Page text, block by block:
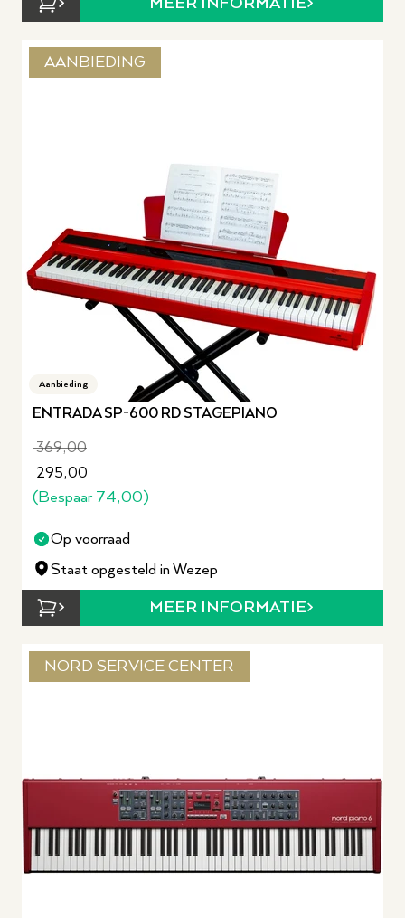
MEER INFORMATIE
AANBIEDING
Aanbieding
ENTRADA SP-600 RD STAGEPIANO
369,00
295,00
(Bespaar 74,00)
Op voorraad
Staat opgesteld in Wezep
MEER INFORMATIE
NORD SERVICE CENTER